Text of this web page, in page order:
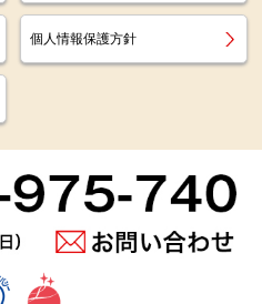
個人情報保護方針